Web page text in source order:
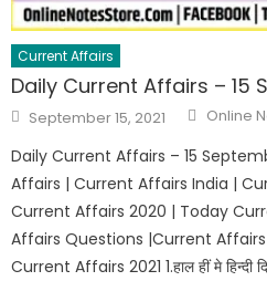
Current Affairs
Daily Current Affairs – 15
September 15, 2021 Online
Daily Current Affairs – 15
Affairs | Current Affairs India |
Current Affairs 2020 | Today
Affairs Questions |Current
Current Affairs 2021 1.हाल हीं मे हिन्दी